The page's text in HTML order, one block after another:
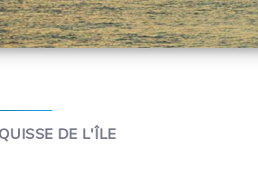
DE L'ÎLE